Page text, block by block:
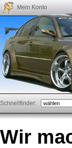
Mein Konto
Schnellfinder:
Wir